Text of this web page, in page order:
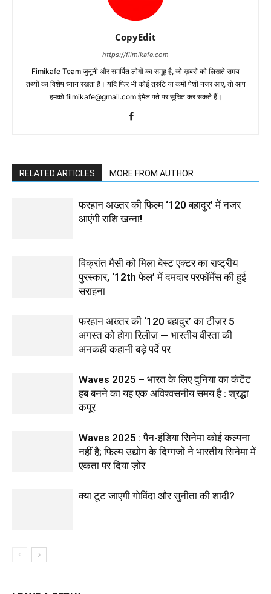
CopyEdit
https://filmikafe.com
Fimikafe Team जुनूनी और समर्पित लोगों का समूह है, जो ख़बरों को लिखते समय
तथ्‍यों का विशेष ध्‍यान रखता है। यदि फिर भी कोई त्रुटि या कमी पेशी नजर आए, तो आप
हमको filmikafe@gmail.com ईमेल पते पर सूचित कर सकते हैं।
RELATED ARTICLES MORE FROM AUTHOR
फरहान अख्तर की फिल्म ‘120 बहादुर’ में नजर
आएंगी राशि खन्ना!
विक्रांत मैसी को मिला बेस्ट एक्टर का राष्ट्रीय
पुरस्कार, ‘12th फेल’ में दमदार परफॉर्मेंस की हुई
सराहना
फरहान अख्तर की ‘120 बहादुर’ का टीज़र 5
अगस्त को होगा रिलीज़ — भारतीय वीरता की
अनकही कहानी बड़े पर्दे पर
Waves 2025 – भारत के लिए दुनिया का कंटेंट
हब बनने का यह एक अविश्वसनीय समय है : श्रद्धा
कपूर
Waves 2025 : पैन-इंडिया सिनेमा कोई कल्पना
नहीं है; फिल्म उद्योग के दिग्गजों ने भारतीय सिनेमा में
एकता पर दिया ज़ोर
क्या टूट जाएगी गोविंदा और सुनीता की शादी?